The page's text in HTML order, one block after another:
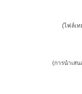
(ไฟล์เท
(การนำเส